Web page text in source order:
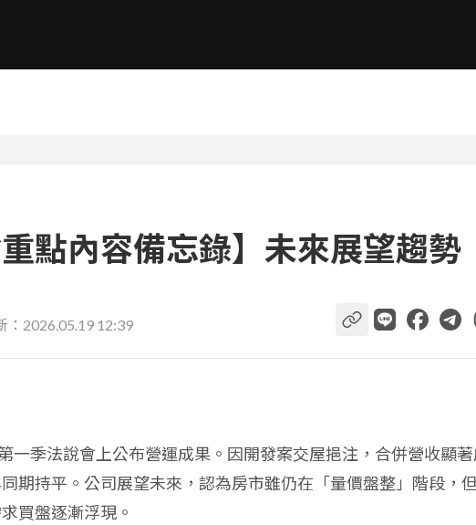
重點內容備忘錄】未來展望趨勢
： 2026.05.19 12:39
一季法說會上公布營運成果。因開發案交屋挹注，合併營收顯
期持平。公司展望未來，認為房市雖仍在「量價盤整」階段，
買盤逐漸浮現。